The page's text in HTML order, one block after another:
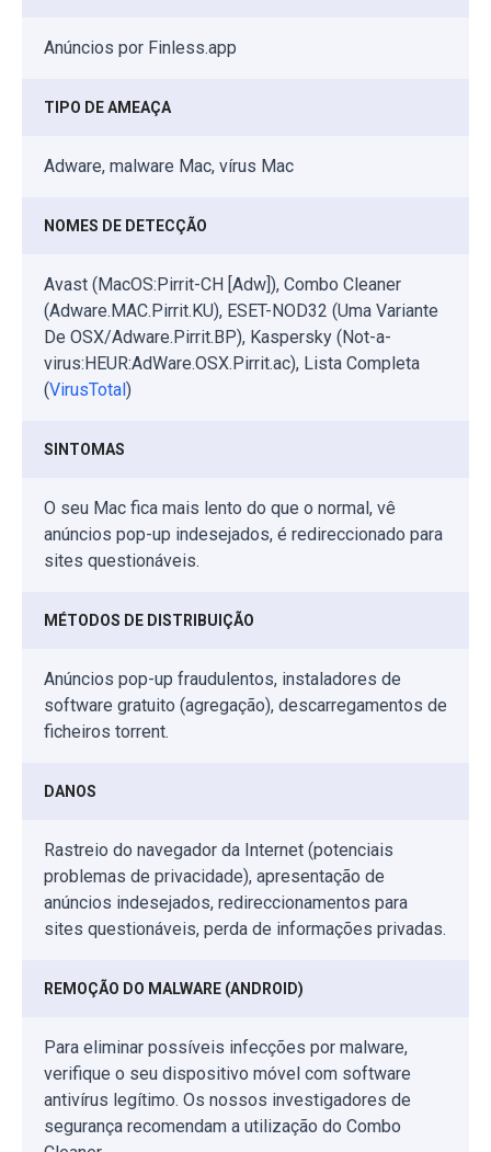
Anúncios por Finless.app
TIPO DE AMEAÇA
Adware, malware Mac, vírus Mac
NOMES DE DETECÇÃO
Avast (MacOS:Pirrit-CH [Adw]), Combo Cleaner
(Adware.MAC.Pirrit.KU), ESET-NOD32 (Uma Variante
De OSX/Adware.Pirrit.BP), Kaspersky (Not-a-
virus:HEUR:AdWare.OSX.Pirrit.ac), Lista Completa
(VirusTotal)
SINTOMAS
O seu Mac fica mais lento do que o normal, vê
anúncios pop-up indesejados, é redireccionado para
sites questionáveis.
MÉTODOS DE DISTRIBUIÇÃO
Anúncios pop-up fraudulentos, instaladores de
software gratuito (agregação), descarregamentos de
ficheiros torrent.
DANOS
Rastreio do navegador da Internet (potenciais
problemas de privacidade), apresentação de
anúncios indesejados, redireccionamentos para
sites questionáveis, perda de informações privadas.
REMOÇÃO DO MALWARE (ANDROID)
Para eliminar possíveis infecções por malware,
verifique o seu dispositivo móvel com software
antivírus legítimo. Os nossos investigadores de
segurança recomendam a utilização do Combo